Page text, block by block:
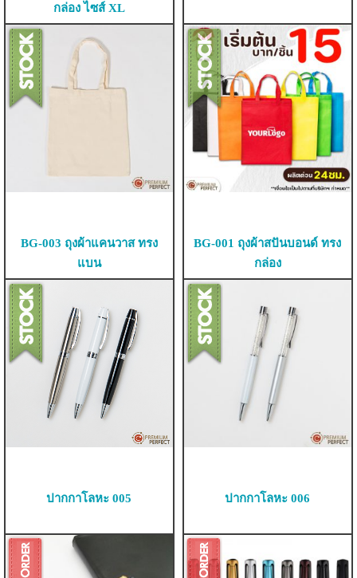
กล่อง ไซส์ XL
BG-003 ถุงผ้าแคนวาส ทรง
แบน
BG-001 ถุงผ้าสปันบอนด์ ทรง
กล่อง
ปากกาโลหะ 005 ปากกาโลหะ 006